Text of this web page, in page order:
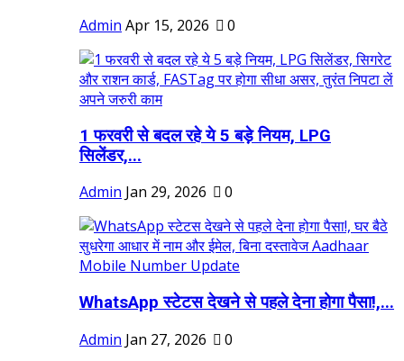
Admin Apr 15, 2026 0
1 फरवरी से बदल रहे ये 5 बड़े नियम, LPG
सिलेंडर,...
Admin Jan 29, 2026 0
WhatsApp स्टेटस देखने से पहले देना होगा पैसा!,...
Admin Jan 27, 2026 0